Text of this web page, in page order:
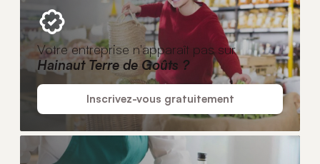
Votre entreprise n'apparaît pas sur
Hainaut Terre de Goûts ?
Inscrivez-vous gratuitement